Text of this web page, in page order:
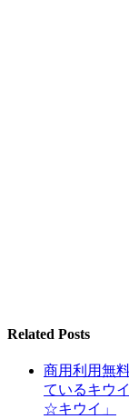
Related Posts
商用利用無
ているキウ
☆キウイ」